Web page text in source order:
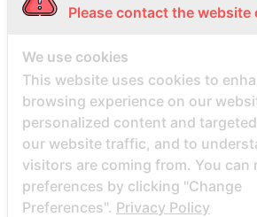
be2 review
beach volley palce bets
beach volley place bet
Beard Dating site
Beard Dating visitors
BeautifulPeople review
BeautifulPeople visitors
Please contact the website
We use cookies
This website uses cookies to
browsing experience on our
personalized content and
our website traffic, and to
visitors are coming from. You can
preferences by clicking "Change
Preferences". Privacy Policy